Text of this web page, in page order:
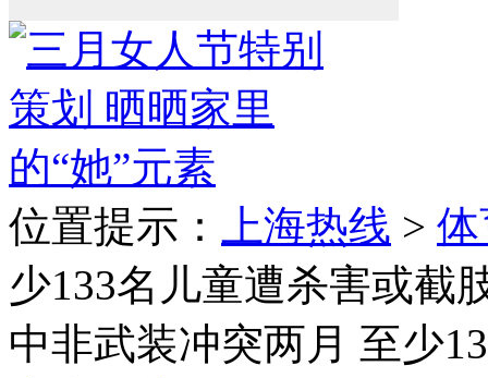
位置提示： 上海热线 >
少133名儿童遭杀害或截
中非武装冲突两月 至少